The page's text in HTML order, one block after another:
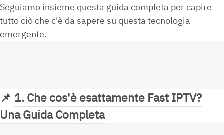
Seguiamo insieme questa guida completa per capire
tutto ciò che c'è da sapere su questa tecnologia
emergente.
📌 1. Che cos'è esattamente Fast IPTV?
Una Guida Completa